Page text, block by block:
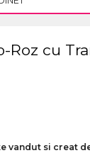
Roz cu
vandut si creat